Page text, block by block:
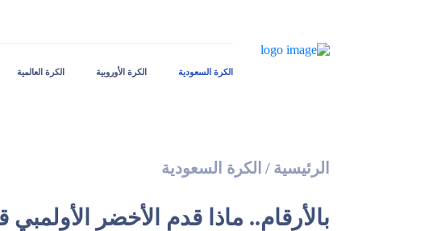
الكرة السعودية الكرة الأوروبية الكرة العالمية
الرئيسية / الكرة السعودية
بالأرقام.. ماذا قدم الأخضر